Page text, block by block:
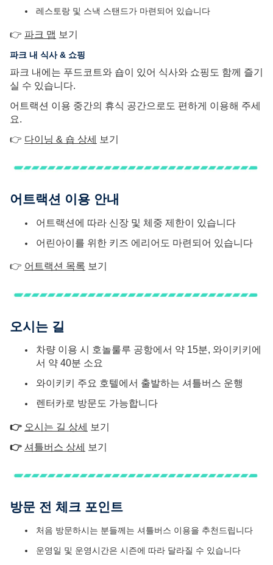
레스토랑 및 스낵 스탠드가 마련되어 있습니다
👉 파크 맵 보기
파크 내 식사 & 쇼핑
파크 내에는 푸드코트와 숍이 있어 식사와 쇼핑도 함께 즐기
실 수 있습니다.
어트랙션 이용 중간의 휴식 공간으로도 편하게 이용해 주세
요.
👉 다이닝 & 숍 상세 보기
어트랙션 이용 안내
어트랙션에 따라 신장 및 체중 제한이 있습니다
어린아이를 위한 키즈 에리어도 마련되어 있습니다
👉 어트랙션 목록 보기
오시는 길
차량 이용 시 호놀룰루 공항에서 약 15분, 와이키키에
서 약 40분 소요
와이키키 주요 호텔에서 출발하는 셔틀버스 운행
렌터카로 방문도 가능합니다
👉 오시는 길 상세
보기
👉 셔틀버스 상세 보기
방문 전 체크 포인트
처음 방문하시는 분들께는 셔틀버스 이용을 추천드립니다
운영일 및 운영시간은 시즌에 따라 달라질 수 있습니다